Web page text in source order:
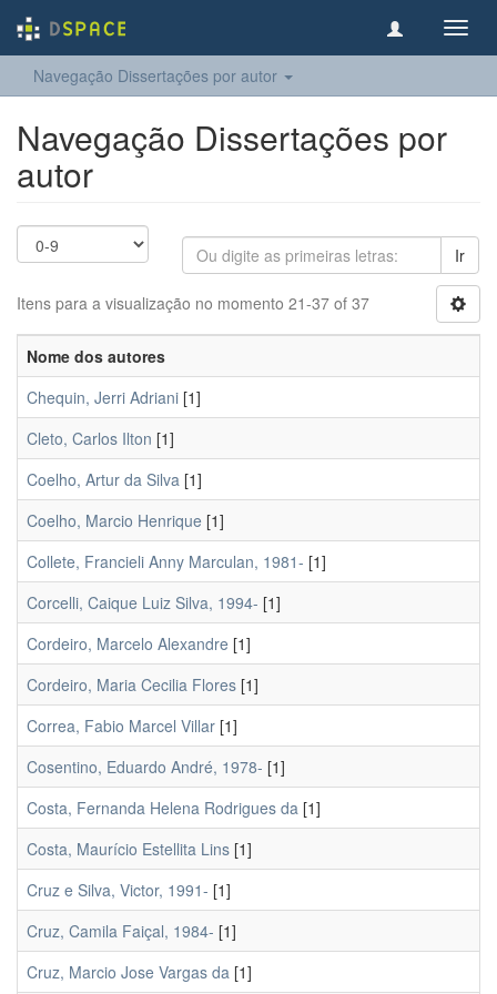
Navegação Dissertações por autor
Navegação Dissertações por
autor
Ir
Itens para a visualização no momento 21-37 of 37
Nome dos autores
Chequin, Jerri Adriani [1]
Cleto, Carlos Ilton [1]
Coelho, Artur da Silva [1]
Coelho, Marcio Henrique [1]
Collete, Francieli Anny Marculan, 1981- [1]
Corcelli, Caique Luiz Silva, 1994- [1]
Cordeiro, Marcelo Alexandre [1]
Cordeiro, Maria Cecilia Flores [1]
Correa, Fabio Marcel Villar [1]
Cosentino, Eduardo André, 1978- [1]
Costa, Fernanda Helena Rodrigues da [1]
Costa, Maurício Estellita Lins [1]
Cruz e Silva, Victor, 1991- [1]
Cruz, Camila Faiçal, 1984- [1]
Cruz, Marcio Jose Vargas da [1]